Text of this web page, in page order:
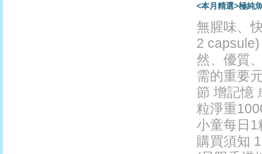
<本月精選>極純
無腥味、
2
然、優質
需的重要
節 增記憶
粒淨重
小童每日1
購買須知